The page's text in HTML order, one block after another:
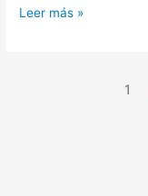
Leer más »
1